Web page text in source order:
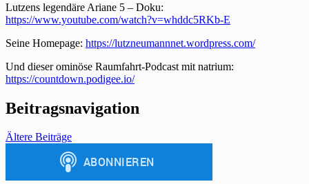
Lutzens legendäre Ariane 5 – Doku:
https://www.youtube.com/watch?v=whddc5RKb-E
Seine Homepage: https://lutzneumannnet.wordpress.com/
Und dieser ominöse Raumfahrt-Podcast mit natrium:
https://countdown.podigee.io/
Beitragsnavigation
Ältere Beiträge